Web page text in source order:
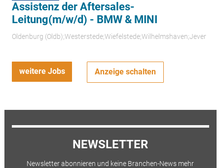
Assistenz der Aftersales-
Leitung(m/w/d) - BMW & MINI
Oldenburg (Oldb);Westerstede;Wiefelstede;Wilhelmshaven;Jever
weitere Jobs Anzeige schalten
NEWSLETTER
Newsletter abonnieren und keine Branchen-News mehr